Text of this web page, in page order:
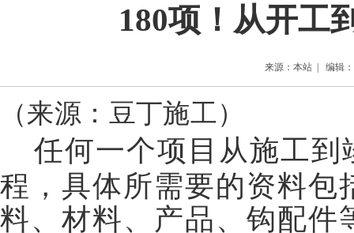
180项！从开工
来源：本站 | 编辑
（来源：豆丁施工）
任何一个项目从施工
程，具体所需要的资料包
料、材料、产品、钩配件